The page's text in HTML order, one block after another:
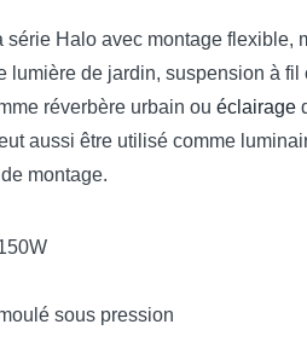
série Halo avec montage flexible,
lumière de jardin, suspension à fil
réverbère urbain ou éclairage
aussi être utilisé comme
montage.
sous pression